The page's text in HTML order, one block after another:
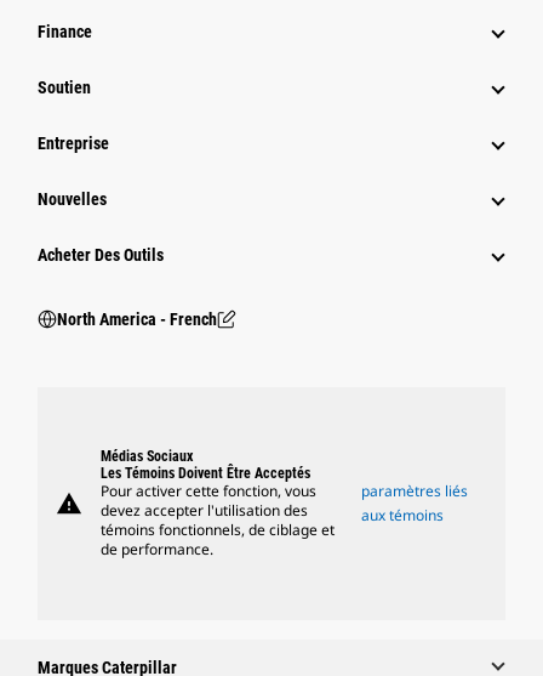
Finance
Soutien
Entreprise
Nouvelles
Acheter Des Outils
North America - French
warning
Médias Sociaux
Les Témoins Doivent Être Acceptés
Pour activer cette fonction, vous
devez accepter l'utilisation des
témoins fonctionnels, de ciblage et
de performance.
paramètres liés
aux témoins
Marques Caterpillar